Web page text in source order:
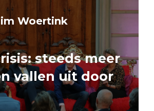
Woertink
steeds meer
vallen uit door